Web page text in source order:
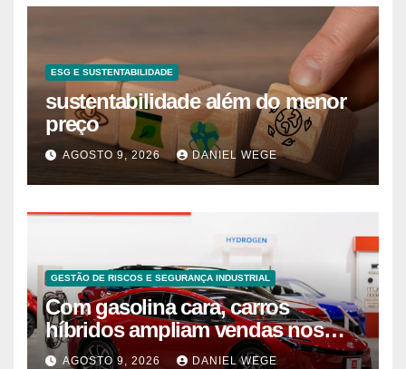
ESG E SUSTENTABILIDADE
sustentabilidade além do menor
preço
AGOSTO 9, 2026 DANIEL WEGE
GESTÃO DE RISCOS E SEGURANÇA INDUSTRIAL
Com gasolina cara, carros
híbridos ampliam vendas nos
EUA – 09/08/2026 – Economia
AGOSTO 9, 2026 DANIEL WEGE